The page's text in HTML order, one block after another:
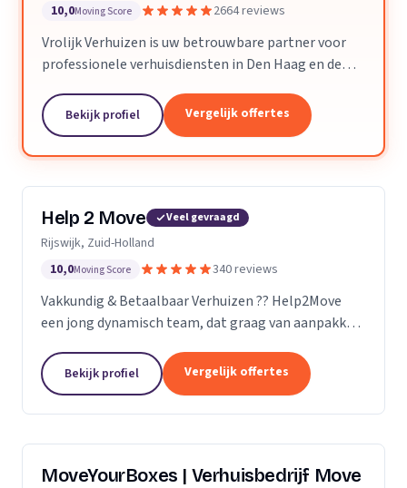
10,0Moving Score 2664 reviews
Vrolijk Verhuizen is uw betrouwbare partner voor
professionele verhuisdiensten in Den Haag en de
ervaring en een toegewijd team zorgen wij ervoor
dat uw verhuizing soepel en zorgeloos verloopt.
Bekijk profiel Vergelijk offertes
Help 2 Move Veel gevraagd
Rijswijk, Zuid-Holland
10,0Moving Score 340 reviews
Vakkundig & Betaalbaar Verhuizen ?? Help2Move
een jong dynamisch team, dat graag van aanpakken
Vraag naar de mogelijkheden.
Bekijk profiel Vergelijk offertes
MoveYourBoxes | Verhuisbedrijf Move